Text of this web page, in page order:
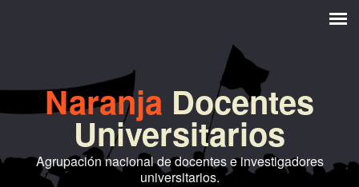
Naranja Docentes
Universitarios
Agrupación nacional de docentes e investigadores
universitarios.